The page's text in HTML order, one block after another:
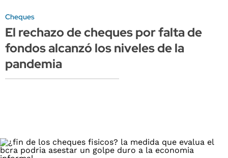
Cheques
El rechazo de cheques por falta de
fondos alcanzó los niveles de la
pandemia